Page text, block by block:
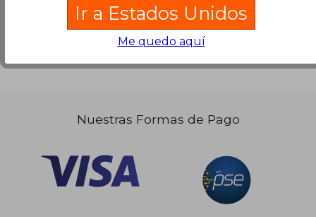
$ 137.500
Nuestras Formas de Pago
Ir a Estados Unidos
Me quedo aquí